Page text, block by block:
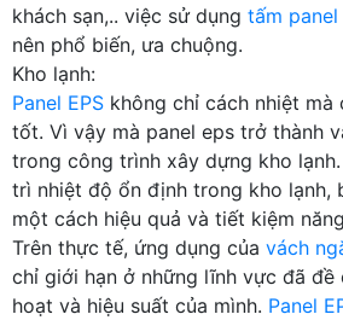
khách sạn,.. việc sử dụng tấm panel
nên phổ biến, ưa chuộng.
Kho lạnh:
Panel EPS không chỉ cách nhiệt
tốt. Vì vậy mà panel eps trở thành
trong công trình xây dựng kho
trì nhiệt độ ổn định trong kho lạnh,
một cách hiệu quả và tiết kiệm
Trên thực tế, ứng dụng của vách
chỉ giới hạn ở những lĩnh vực đã đề
hoạt và hiệu suất của mình. Panel